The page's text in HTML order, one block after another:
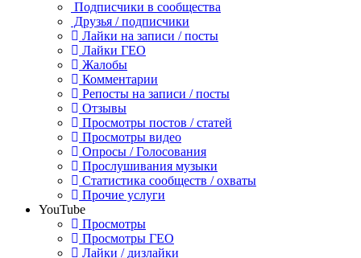
Подписчики в сообщества
Друзья / подписчики
Лайки на записи / посты
Лайки ГЕО
Жалобы
Комментарии
Репосты на записи / посты
Отзывы
Просмотры постов / статей
Просмотры видео
Опросы / Голосования
Прослушивания музыки
Статистика сообществ / охваты
Прочие услуги
YouTube
Просмотры
Просмотры ГЕО
Лайки / дизлайки